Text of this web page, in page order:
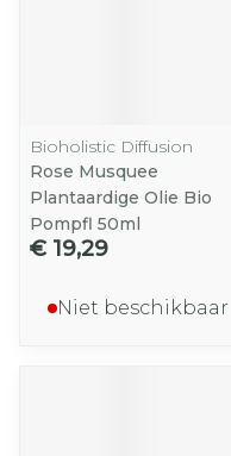
Bioholistic Diffusion
Rose Musquee
Plantaardige Olie Bio
Pompfl 50ml
€ 19,29
Niet beschikbaar